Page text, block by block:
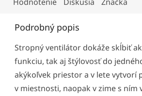
Podrobný popis
Stropný ventilátor dokáže skĺbiť
funkciu, tak aj štýlovosť do
akýkoľvek priestor a v lete vytvorí
v miestnosti, naopak v zime s ním